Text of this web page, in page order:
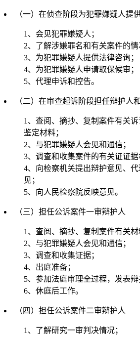
（一）在侦查阶段为犯罪嫌疑人提
1、会见犯罪嫌疑人；
2、了解涉嫌罪名和有关案件的情
3、为犯罪嫌疑人提供法律咨询；
4、为犯罪嫌疑人申请取保候审；
5、代理申诉和控告。
（二）在审查起诉阶段担任辩护人
1、查阅、摘抄、复制案件有关
鉴定材料；
2、与犯罪嫌疑人会见和通信；
3、调查和收集案件的有关证证据
4、向检察机关提出辩护意见、
见；
5、向人民检察院反映意见。
（三）担任公诉案件一审辩护人
1、查阅、摘抄、复制案件有关材
2、与犯罪嫌疑人会见和通信；
3、调查和收集证据；
4、出庭准备；
5、参加法庭审理全过程，发表辩
6、休庭后工作。
（四）担任公诉案件二审辩护人
1、了解研究一审判决情况；